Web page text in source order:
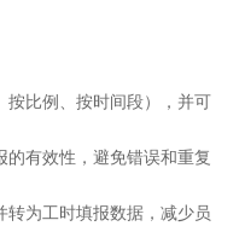
按比例、按时间段），并可
有效性，避免错误和重复
转为工时填报数据，减少员